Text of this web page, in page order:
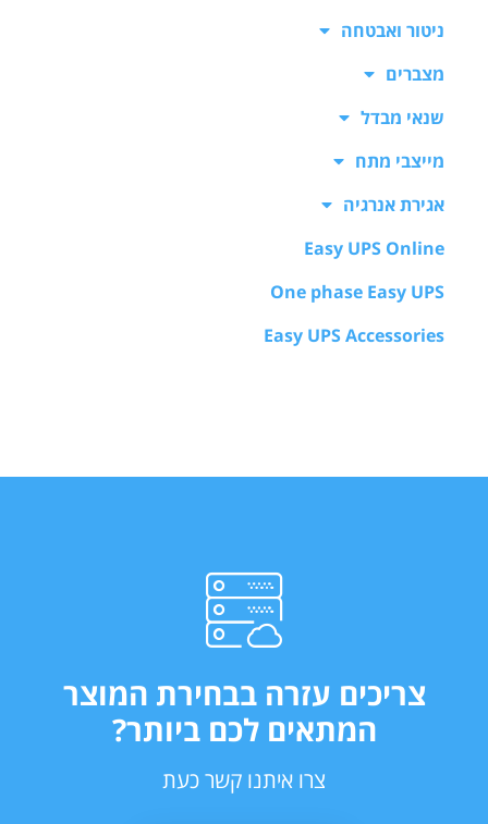
ניטור ואבטחה
מצברים
שנאי מבדל
מייצבי מתח
אגירת אנרגיה
Easy UPS Online
One phase Easy UPS
Easy UPS Accessories
צריכים עזרה בבחירת המוצר
המתאים לכם ביותר?
צרו איתנו קשר כעת